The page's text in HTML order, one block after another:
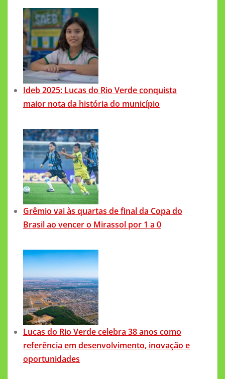
Ideb 2025: Lucas do Rio Verde conquista
maior nota da história do município
Grêmio vai às quartas de final da Copa do
Brasil ao vencer o Mirassol por 1 a 0
Lucas do Rio Verde celebra 38 anos como
referência em desenvolvimento, inovação e
oportunidades